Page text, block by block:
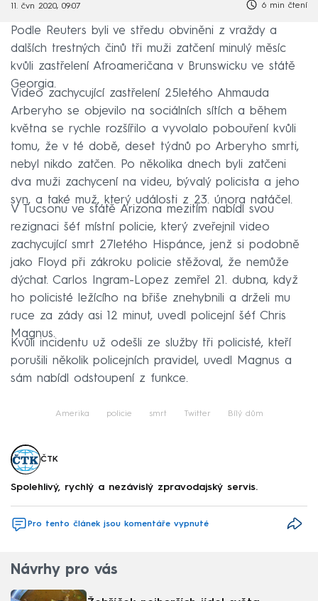
11. čvn 2020, 09:07 6 min čtení
Podle Reuters byli ve středu obviněni z vraždy a
dalších trestných činů tři muži zatčení minulý měsíc
kvůli zastřelení Afroameričana v Brunswicku ve státě
Georgia.
Video zachycující zastřelení 25letého Ahmauda
Arberyho se objevilo na sociálních sítích a během
května se rychle rozšířilo a vyvolalo pobouření kvůli
tomu, že v té době, deset týdnů po Arberyho smrti,
nebyl nikdo zatčen. Po několika dnech byli zatčeni
dva muži zachycení na videu, bývalý policista a jeho
syn, a také muž, který události z 23. února natáčel.
V Tucsonu ve státě Arizona mezitím nabídl svou
rezignaci šéf místní policie, který zveřejnil video
zachycující smrt 27letého Hispánce, jenž si podobně
jako Floyd při zákroku policie stěžoval, že nemůže
dýchat. Carlos Ingram-Lopez zemřel 21. dubna, když
ho policisté ležícího na břiše znehybnili a drželi mu
ruce za zády asi 12 minut, uvedl policejní šéf Chris
Magnus.
Kvůli incidentu už odešli ze služby tři policisté, kteří
porušili několik policejních pravidel, uvedl Magnus a
sám nabídl odstoupení z funkce.
Amerika policie smrt Twitter Bílý dům
ČTK
Spolehlivý, rychlý a nezávislý zpravodajský servis.
Pro tento článek jsou komentáře vypnuté
Návrhy pro vás